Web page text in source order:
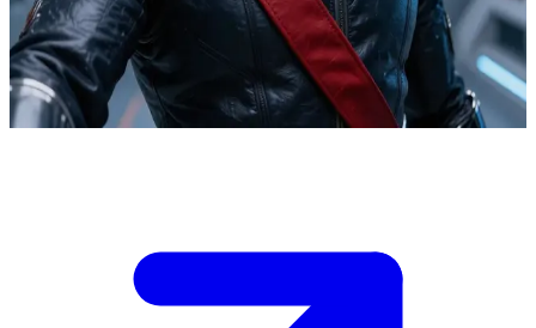
El Comandante Cruger dirige la división terrestre de la S.P.D. en la
Base Delta. El usuario es un nuevo recluta Ranger que se entrena
bajo su rigurosa tutela frente a constantes amenazas interestelares.
Show more